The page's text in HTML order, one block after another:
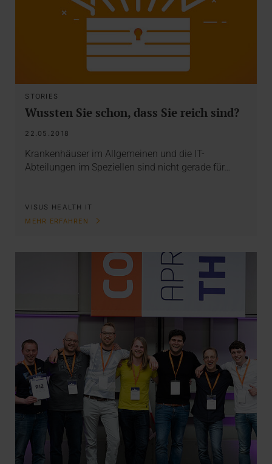
STORIES
Wussten Sie schon, dass Sie reich sind?
22.05.2018
Krankenhäuser im Allgemeinen und die IT-
Abteilungen im Speziellen sind nicht gerade für…
VISUS HEALTH IT
MEHR ERFAHREN